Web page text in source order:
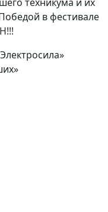
в фестивале